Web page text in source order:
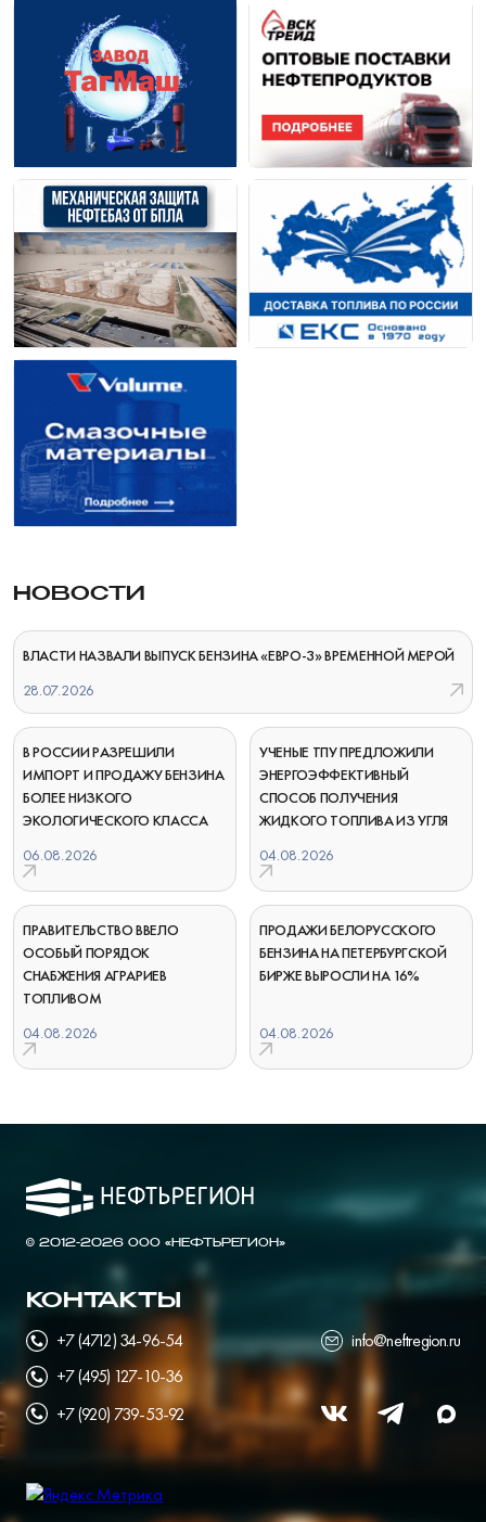
НОВОСТИ
В РОССИИ РАЗРЕШИЛИ
ИМПОРТ И ПРОДАЖУ БЕНЗИНА
БОЛЕЕ НИЗКОГО
ЭКОЛОГИЧЕСКОГО КЛАССА
06.08.2026
УЧЕНЫЕ ТПУ ПРЕДЛОЖИЛИ
ЭНЕРГОЭФФЕКТИВНЫЙ
СПОСОБ ПОЛУЧЕНИЯ
ЖИДКОГО ТОПЛИВА ИЗ УГЛЯ
04.08.2026
ПРАВИТЕЛЬСТВО ВВЕЛО
ОСОБЫЙ ПОРЯДОК
СНАБЖЕНИЯ АГРАРИЕВ
ТОПЛИВОМ
04.08.2026
ПРОДАЖИ БЕЛОРУССКОГО
БЕНЗИНА НА ПЕТЕРБУРГСКОЙ
БИРЖЕ ВЫРОСЛИ НА 16%
04.08.2026
ВЛАСТИ НАЗВАЛИ ВЫПУСК БЕНЗИНА «ЕВРО-3» ВРЕМЕННОЙ МЕРОЙ
28.07.2026
© 2012-2026 ООО «НЕФТЬРЕГИОН»
КОНТАКТЫ
+7 (4712) 34-96-54
+7 (495) 127-10-36
+7 (920) 739-53-92
info@neftregion.ru